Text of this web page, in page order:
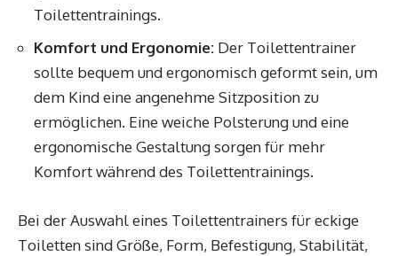
Toilettentrainings.
Komfort und Ergonomie: Der Toilettentrainer
sollte bequem und ergonomisch geformt sein, um
dem Kind eine angenehme Sitzposition zu
ermöglichen. Eine weiche Polsterung und eine
ergonomische Gestaltung sorgen für mehr
Komfort während des Toilettentrainings.
Bei der Auswahl eines Toilettentrainers für eckige
Toiletten sind Größe, Form, Befestigung, Stabilität,